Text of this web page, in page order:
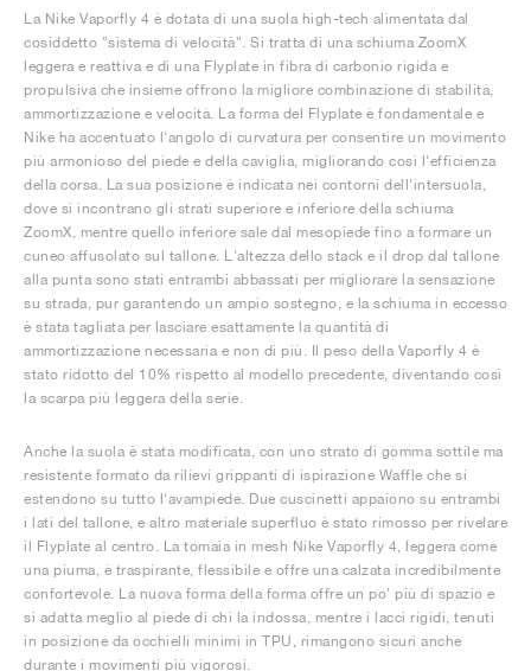
La Nike Vaporfly 4 è dotata di una suola high-tech alimentata dal
cosiddetto "sistema di velocità". Si tratta di una schiuma ZoomX
leggera e reattiva e di una Flyplate in fibra di carbonio rigida e
propulsiva che insieme offrono la migliore combinazione di stabilità,
ammortizzazione e velocità. La forma del Flyplate è fondamentale e
Nike ha accentuato l'angolo di curvatura per consentire un movimento
più armonioso del piede e della caviglia, migliorando così l'efficienza
della corsa. La sua posizione è indicata nei contorni dell'intersuola,
dove si incontrano gli strati superiore e inferiore della schiuma
ZoomX, mentre quello inferiore sale dal mesopiede fino a formare un
cuneo affusolato sul tallone. L'altezza dello stack e il drop dal tallone
alla punta sono stati entrambi abbassati per migliorare la sensazione
su strada, pur garantendo un ampio sostegno, e la schiuma in eccesso
è stata tagliata per lasciare esattamente la quantità di
ammortizzazione necessaria e non di più. Il peso della Vaporfly 4 è
stato ridotto del 10% rispetto al modello precedente, diventando così
la scarpa più leggera della serie.
Anche la suola è stata modificata, con uno strato di gomma sottile ma
resistente formato da rilievi grippanti di ispirazione Waffle che si
estendono su tutto l'avampiede. Due cuscinetti appaiono su entrambi
i lati del tallone, e altro materiale superfluo è stato rimosso per rivelare
il Flyplate al centro. La tomaia in mesh Nike Vaporfly 4, leggera come
una piuma, è traspirante, flessibile e offre una calzata incredibilmente
confortevole. La nuova forma della forma offre un po' più di spazio e
si adatta meglio al piede di chi la indossa, mentre i lacci rigidi, tenuti
in posizione da occhielli minimi in TPU, rimangono sicuri anche
durante i movimenti più vigorosi.